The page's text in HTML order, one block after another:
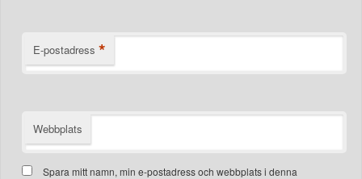
E-postadress *
Webbplats
Spara mitt namn, min e-postadress och webbplats i denna